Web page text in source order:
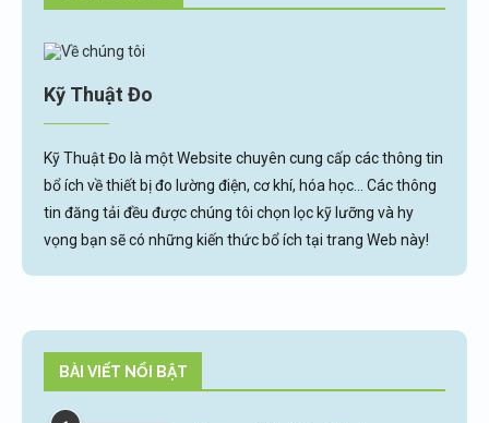
Kỹ Thuật Đo
Kỹ Thuật Đo là một Website chuyên cung cấp các thông tin
bổ ích về thiết bị đo lường điện, cơ khí, hóa học... Các thông
tin đăng tải đều được chúng tôi chọn lọc kỹ lưỡng và hy
vọng bạn sẽ có những kiến thức bổ ích tại trang Web này!
BÀI VIẾT NỔI BẬT